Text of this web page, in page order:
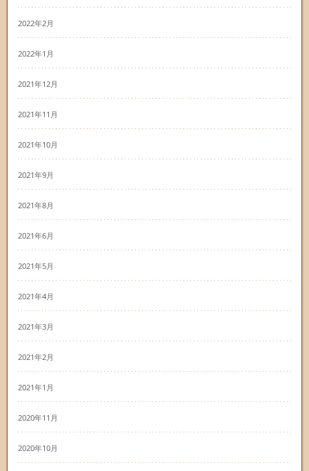
2022年2月
2022年1月
2021年12月
2021年11月
2021年10月
2021年9月
2021年8月
2021年6月
2021年5月
2021年4月
2021年3月
2021年2月
2021年1月
2020年11月
2020年10月